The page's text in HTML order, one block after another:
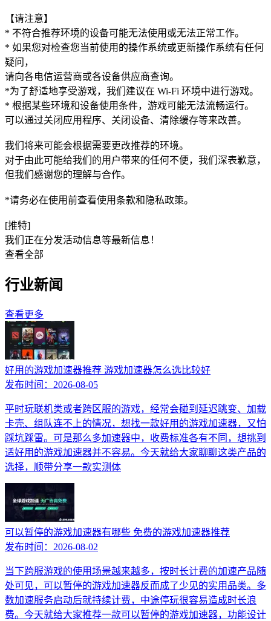
【请注意】
* 不符合推荐环境的设备可能无法使用或无法正常工作。
* 如果您对检查您当前使用的操作系统或更新操作系统有任何
疑问，
请向各电信运营商或各设备供应商查询。
*为了舒适地享受游戏，我们建议在 Wi-Fi 环境中进行游戏。
* 根据某些环境和设备使用条件，游戏可能无法流畅运行。
可以通过关闭应用程序、关闭设备、清除缓存等来改善。
我们将来可能会根据需要更改推荐的环境。
对于由此可能给我们的用户带来的任何不便，我们深表歉意，
但我们感谢您的理解与合作。
*请务必在使用前查看使用条款和隐私政策。
[推特]
我们正在分发活动信息等最新信息！
查看全部
行业新闻
查看更多
好用的游戏加速器推荐 游戏加速器怎么选比较好
发布时间： 2026-08-05
平时玩联机类或者跨区服的游戏，经常会碰到延迟跳变、加载
卡壳、组队连不上的情况，想找一款好用的游戏加速器，又怕
踩坑踩雷。可是那么多加速器中，收费标准各有不同，想挑到
适好用的游戏加速器并不容易。今天就给大家聊聊这类产品的
选择，顺带分享一款实测体
可以暂停的游戏加速器有哪些 免费的游戏加速器推荐
发布时间： 2026-08-02
当下跨服游戏的使用场景越来越多，按时长计费的加速产品随
处可见，可以暂停的游戏加速器反而成了少见的实用品类。多
数加速服务启动后就持续计费，中途停玩很容易造成时长浪
费。今天就给大家推荐一款可以暂停的游戏加速器，功能设计